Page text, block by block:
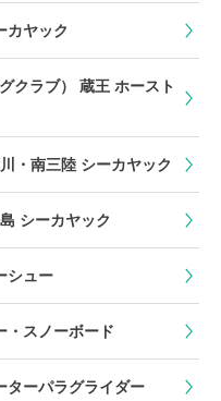
カヤック
クラブ） 蔵王 ホースト
・南三陸 シーカヤック
シーカヤック
シュー
・スノーボード
ターパラグライダー